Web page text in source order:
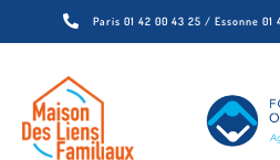
 Paris 01 42 00 43 25 / Essonne 01